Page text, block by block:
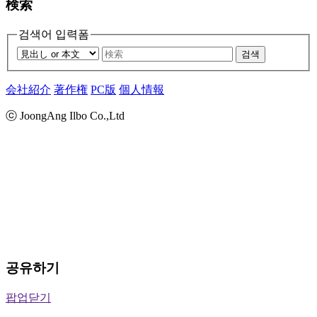
検索
검색어 입력폼
검색
会社紹介 著作権 PC版 個人情報
ⓒ JoongAng Ilbo Co.,Ltd
공유하기
팝업닫기